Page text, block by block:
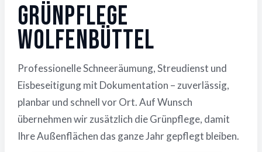
Grünpflege
Wolfenbüttel
Professionelle Schneeräumung, Streudienst und
Eisbeseitigung mit Dokumentation – zuverlässig,
planbar und schnell vor Ort. Auf Wunsch
übernehmen wir zusätzlich die Grünpflege, damit
Ihre Außenflächen das ganze Jahr gepflegt bleiben.